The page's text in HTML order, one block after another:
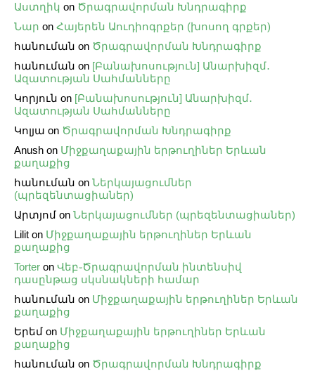
Աստղիկ on Ծրագրավորման Խնդրագիրք
Նար on Հայերեն Աուդիոգրքեր (խոսող գրքեր)
հանուման on Ծրագրավորման Խնդրագիրք
հանուման on [Բանախոսություն] Անարխիզմ․
Ազատության Սահմանները
Կորյուն on [Բանախոսություն] Անարխիզմ․
Ազատության Սահմանները
Կոլյա on Ծրագրավորման Խնդրագիրք
Anush on Միջքաղաքային երթուղիներ Երևան
քաղաքից
հանուման on Ներկայացումներ
(պրեզենտացիաներ)
Արտյոմ on Ներկայացումներ (պրեզենտացիաներ)
Lilit on Միջքաղաքային երթուղիներ Երևան
քաղաքից
Torter on Վեբ֊Ծրագրավորման ինտենսիվ
դասընթաց սկսնակների համար
հանուման on Միջքաղաքային երթուղիներ Երևան
քաղաքից
Երեմ on Միջքաղաքային երթուղիներ Երևան
քաղաքից
հանուման on Ծրագրավորման Խնդրագիրք